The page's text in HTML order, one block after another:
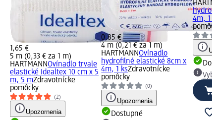
1,65 €
5 m (0,33 € za 1 m)
HARTMANNOvínadlo trvale
elastické Idealtex 10 cm x 5
m, 5 mZdravotnícke
pomôcky
(2)
Upozornenia
0,85 €
4 m (0,21 € za 1 m)
HARTMANNOvínadlo
hydrofilné elastické 8cm x
4m, 1 ksZdravotnícke
pomôcky
(0)
Upozornenia
Dostupné
4m, 1 ks
pomôcky